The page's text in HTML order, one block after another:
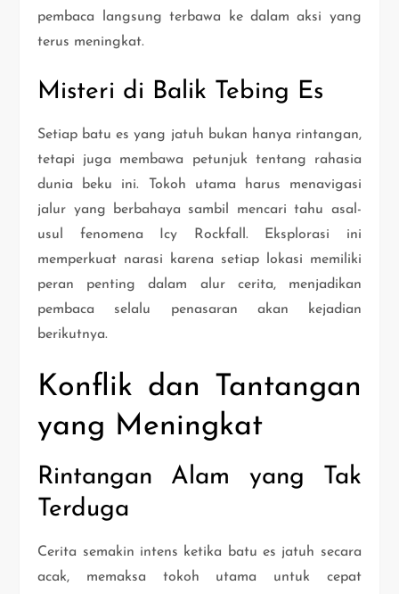
pembaca langsung terbawa ke dalam aksi yang
terus meningkat.
Misteri di Balik Tebing Es
Setiap batu es yang jatuh bukan hanya rintangan,
tetapi juga membawa petunjuk tentang rahasia
dunia beku ini. Tokoh utama harus menavigasi
jalur yang berbahaya sambil mencari tahu asal-
usul fenomena Icy Rockfall. Eksplorasi ini
memperkuat narasi karena setiap lokasi memiliki
peran penting dalam alur cerita, menjadikan
pembaca selalu penasaran akan kejadian
berikutnya.
Konflik dan Tantangan
yang Meningkat
Rintangan Alam yang Tak
Terduga
Cerita semakin intens ketika batu es jatuh secara
acak, memaksa tokoh utama untuk cepat